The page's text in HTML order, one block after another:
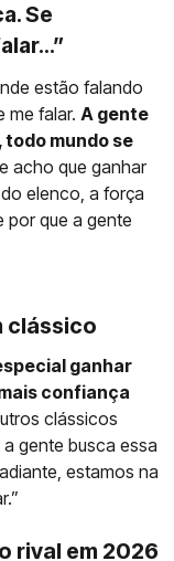
Se
estão falando
me falar. A gente
mundo se
acho que ganhar
elenco, a força
por que a gente
clássico
ganhar
confiança
clássicos
gente busca essa
estamos na
rival em 2026